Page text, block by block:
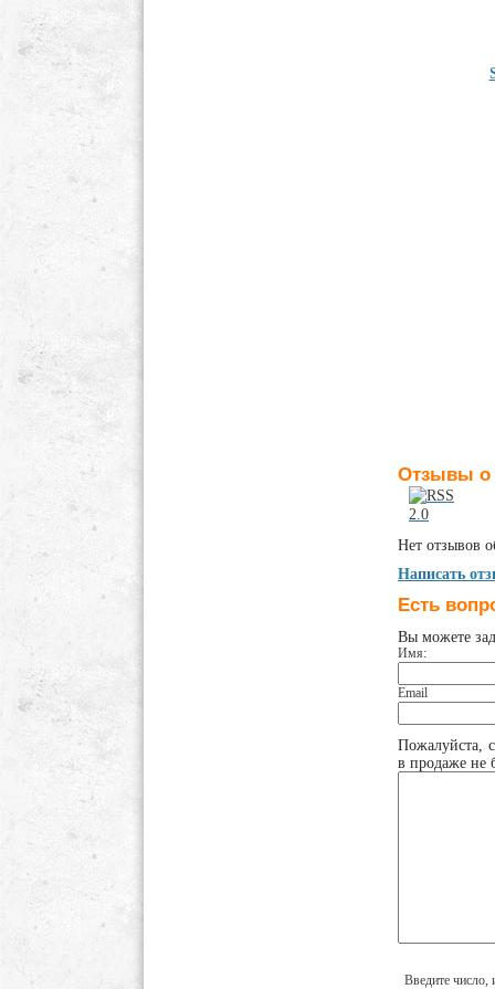
Отзывы о
Нет отзывов
Написать
Есть
Вы можете
Имя:
Email
Пожалуйста,
в продаже не
Введите число,